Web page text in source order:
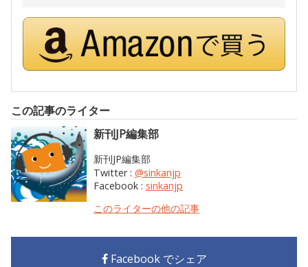
この記事のライター
新刊JP編集部
新刊JP編集部
Twitter : @sinkanjp
Facebook : sinkanjp
このライターの他の記事
Facebook でシェア